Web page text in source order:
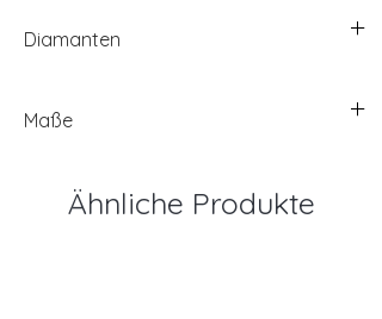
Diamanten
Maße
Ähnliche Produkte